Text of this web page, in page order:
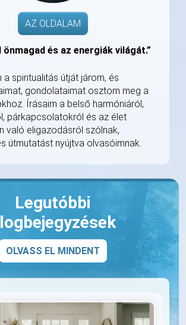
AZ OLDALAM
önmagad és az energiák világát.”
a spiritualitás útját járom, és
gondolataimat osztom meg a
Írásaim a belső harmóniáról,
párkapcsolatokról és az élet
való eligazodásról szólnak,
útmutatást nyújtva olvasóimnak.
Legutóbbi
OLVASS EL MINDENT